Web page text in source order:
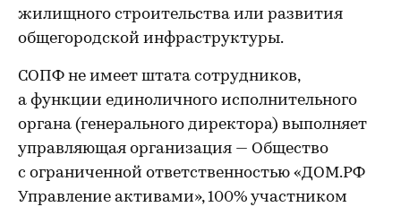
жилищного строительства или развития
общегородской инфраструктуры.
СОПФ не имеет штата сотрудников,
а функции единоличного исполнительного
органа (генерального директора) выполняет
управляющая организация — Общество
с ограниченной ответственностью «ДОМ.РФ
Управление активами», 100% участником